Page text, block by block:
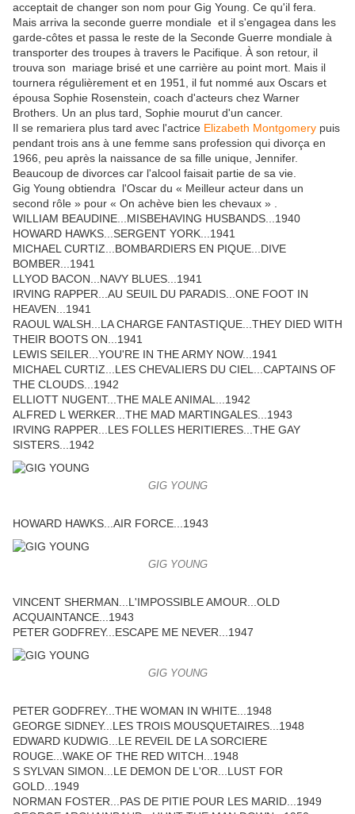
acceptait de changer son nom pour Gig Young. Ce qu'il fera.
Mais arriva la seconde guerre mondiale et il s'engagea dans les
garde-côtes et passa le reste de la Seconde Guerre mondiale à
transporter des troupes à travers le Pacifique. À son retour, il
trouva son mariage brisé et une carrière au point mort. Mais il
tournera régulièrement et en 1951, il fut nommé aux Oscars et
épousa Sophie Rosenstein, coach d'acteurs chez Warner
Brothers. Un an plus tard, Sophie mourut d'un cancer.
Il se remariera plus tard avec l'actrice Elizabeth Montgomery puis
pendant trois ans à une femme sans profession qui divorça en
1966, peu après la naissance de sa fille unique, Jennifer.
Beaucoup de divorces car l'alcool faisait partie de sa vie.
Gig Young obtiendra l'Oscar du « Meilleur acteur dans un
second rôle » pour « On achève bien les chevaux » .
WILLIAM BEAUDINE...MISBEHAVING HUSBANDS...1940
HOWARD HAWKS...SERGENT YORK...1941
MICHAEL CURTIZ...BOMBARDIERS EN PIQUE...DIVE
BOMBER...1941
LLYOD BACON...NAVY BLUES...1941
IRVING RAPPER...AU SEUIL DU PARADIS...ONE FOOT IN
HEAVEN...1941
RAOUL WALSH...LA CHARGE FANTASTIQUE...THEY DIED WITH
THEIR BOOTS ON...1941
LEWIS SEILER...YOU'RE IN THE ARMY NOW...1941
MICHAEL CURTIZ...LES CHEVALIERS DU CIEL...CAPTAINS OF
THE CLOUDS...1942
ELLIOTT NUGENT...THE MALE ANIMAL...1942
ALFRED L WERKER...THE MAD MARTINGALES...1943
IRVING RAPPER...LES FOLLES HERITIERES...THE GAY
SISTERS...1942
GIG YOUNG
HOWARD HAWKS...AIR FORCE...1943
GIG YOUNG
VINCENT SHERMAN...L'IMPOSSIBLE AMOUR...OLD
ACQUAINTANCE...1943
PETER GODFREY...ESCAPE ME NEVER...1947
GIG YOUNG
PETER GODFREY...THE WOMAN IN WHITE...1948
GEORGE SIDNEY...LES TROIS MOUSQUETAIRES...1948
EDWARD KUDWIG...LE REVEIL DE LA SORCIERE
ROUGE...WAKE OF THE RED WITCH...1948
S SYLVAN SIMON...LE DEMON DE L'OR...LUST FOR
GOLD...1949
NORMAN FOSTER...PAS DE PITIE POUR LES MARID...1949